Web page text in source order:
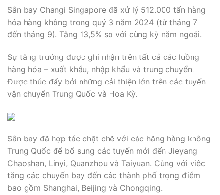
Sân bay Changi Singapore đã xử lý 512.000 tấn hàng
hóa hàng không trong quý 3 năm 2024 (từ tháng 7
đến tháng 9). Tăng 13,5% so với cùng kỳ năm ngoái.
Sự tăng trưởng được ghi nhận trên tất cả các luồng
hàng hóa – xuất khẩu, nhập khẩu và trung chuyển.
Được thúc đẩy bởi những cải thiện lớn trên các tuyến
vận chuyển Trung Quốc và Hoa Kỳ.
Sân bay đã hợp tác chặt chẽ với các hãng hàng không
Trung Quốc để bổ sung các tuyến mới đến Jieyang
Chaoshan, Linyi, Quanzhou và Taiyuan. Cùng với việc
tăng các chuyến bay đến các thành phố trọng điểm
bao gồm Shanghai, Beijing và Chongqing.